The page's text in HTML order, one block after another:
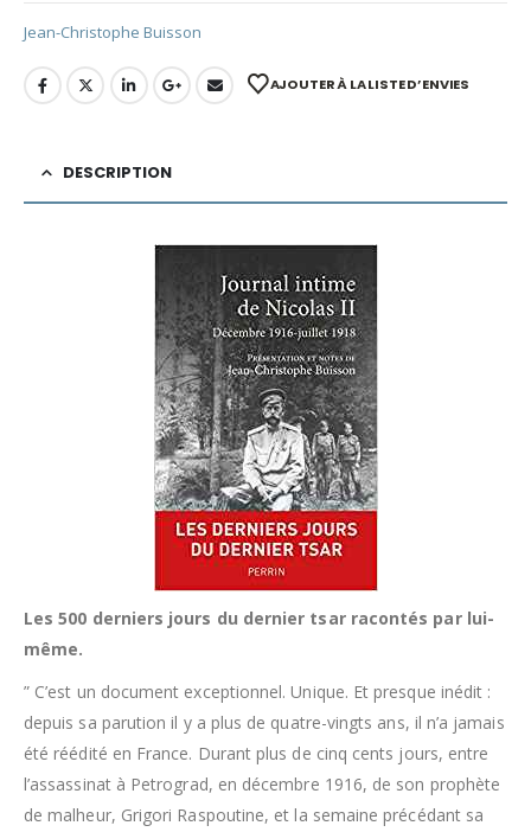
Jean-Christophe Buisson
AJOUTER À LA LISTE D’ENVIES
DESCRIPTION
Les 500 derniers jours du dernier tsar racontés par lui-
même.
” C’est un document exceptionnel. Unique. Et presque inédit :
depuis sa parution il y a plus de quatre-vingts ans, il n’a jamais
été réédité en France. Durant plus de cinq cents jours, entre
l’assassinat à Petrograd, en décembre 1916, de son prophète
de malheur, Grigori Raspoutine, et la semaine précédant sa